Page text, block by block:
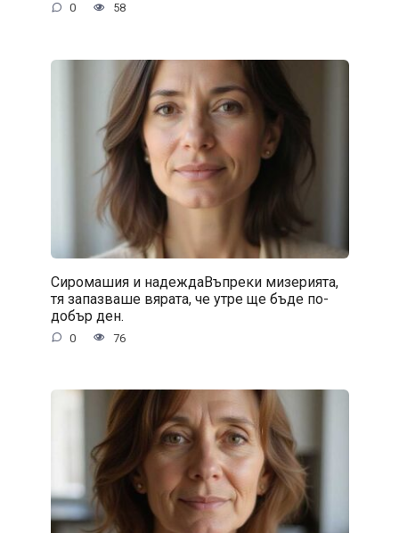
0 58
Сиромашия и надеждаВъпреки мизерията,
тя запазваше вярата, че утре ще бъде по-
добър ден.
0 76